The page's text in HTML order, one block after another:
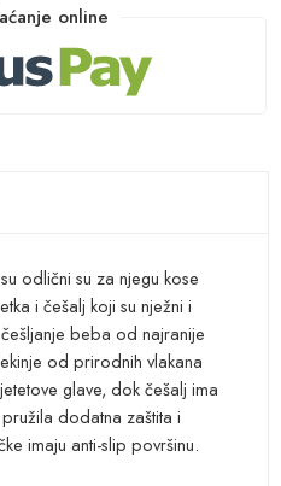
online
odlični su za njegu kose
i češalj koji su nježni i
beba od najranije
od prirodnih vlakana
glave, dok češalj ima
dodatna zaštita i
imaju anti-slip površinu.